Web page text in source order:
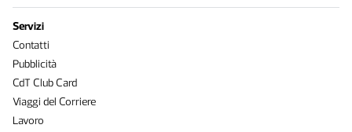
Servizi
Contatti
Pubblicità
CdT Club Card
Viaggi del Corriere
Lavoro